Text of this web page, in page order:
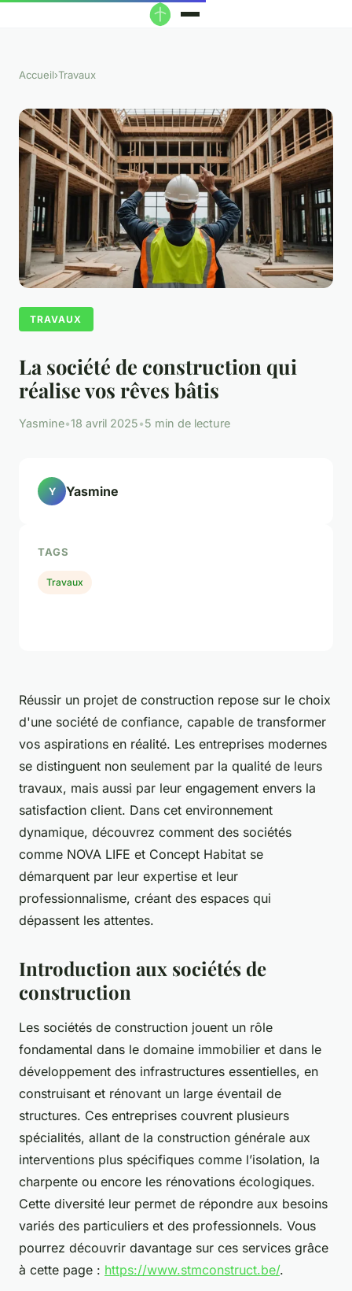
Accueil›Travaux
TRAVAUX
La société de construction qui
réalise vos rêves bâtis
Yasmine•18 avril 2025•5 min de lecture
Réussir un projet de construction repose sur le choix
d'une société de confiance, capable de transformer
vos aspirations en réalité. Les entreprises modernes
se distinguent non seulement par la qualité de leurs
travaux, mais aussi par leur engagement envers la
satisfaction client. Dans cet environnement
dynamique, découvrez comment des sociétés
comme NOVA LIFE et Concept Habitat se
démarquent par leur expertise et leur
professionnalisme, créant des espaces qui
dépassent les attentes.
Introduction aux sociétés de
construction
Les sociétés de construction jouent un rôle
fondamental dans le domaine immobilier et dans le
développement des infrastructures essentielles, en
construisant et rénovant un large éventail de
structures. Ces entreprises couvrent plusieurs
spécialités, allant de la construction générale aux
interventions plus spécifiques comme l’isolation, la
charpente ou encore les rénovations écologiques.
Cette diversité leur permet de répondre aux besoins
variés des particuliers et des professionnels. Vous
pourrez découvrir davantage sur ces services grâce
à cette page : https://www.stmconstruct.be/.
Y Yasmine
TAGS
Travaux